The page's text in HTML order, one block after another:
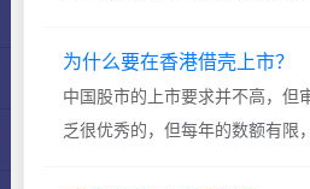
为什么要在香港借壳上市？
中国股市的上市要求并不高，但
乏很优秀的，但每年的数额有限